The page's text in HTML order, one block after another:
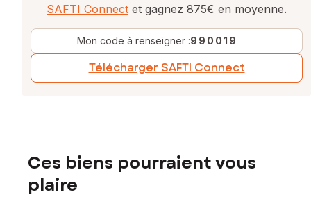
SAFTI Connect et gagnez 875€ en moyenne.
Mon code à renseigner :990019
Télécharger SAFTI Connect
Ces biens pourraient vous
plaire